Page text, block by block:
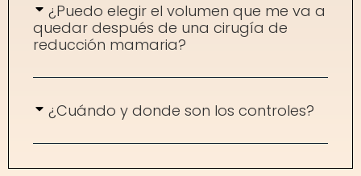
¿Puedo elegir el volumen que me va a
quedar después de una cirugía de
reducción mamaria?
¿Cuándo y donde son los controles?